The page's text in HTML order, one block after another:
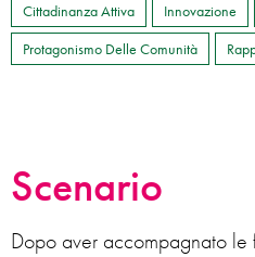
Cittadinanza Attiva Innovazione
Protagonismo Delle Comunità
Scenario
Dopo aver accompagnato